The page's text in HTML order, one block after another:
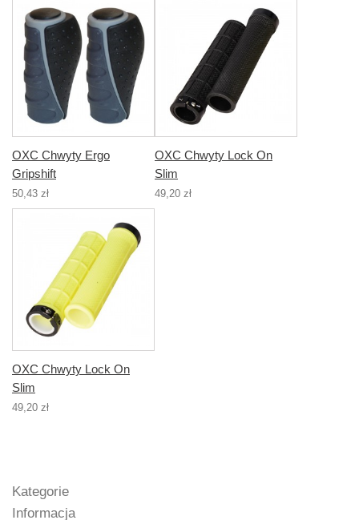
OXC Chwyty Ergo
Gripshift
50,43 zł
OXC Chwyty Lock On
Slim
49,20 zł
OXC Chwyty Lock On
Slim
49,20 zł
Kategorie
Informacja